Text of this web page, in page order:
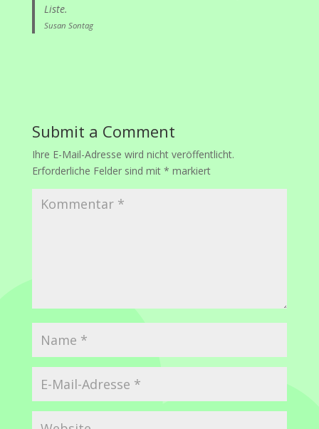
Liste.
Susan Sontag
Submit a Comment
Ihre E-Mail-Adresse wird nicht veröffentlicht.
Erforderliche Felder sind mit * markiert